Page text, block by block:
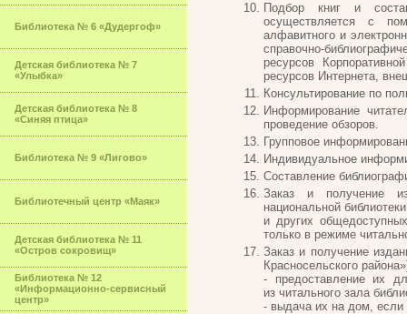
Библиотека № 6 «Дудергоф»
Детская библиотека № 7
«Улыбка»
Детская библиотека № 8
«Синяя птица»
Библиотека № 9 «Лигово»
Библиотечный центр «Маяк»
Детская библиотека № 11
«Остров сокровищ»
Библиотека № 12
«Информационно-сервисный
центр»
Подбор книг и
осуществляется с
алфавитного и
справочно-
ресурсов
ресурсов Интернета,
Консультирование по
Информирование
проведение обзоров.
Групповое
Индивидуальное
Составление
Заказ и получение
национальной
и других
только в режиме
Заказ и получение
Красносельского
- предоставление их
из читального зала
- выдача их на дом, если